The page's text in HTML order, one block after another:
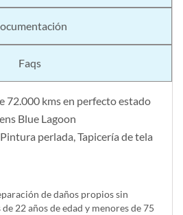
Faqs
72.000 kms en perfecto estado
Blue Lagoon
perlada, Tapicería de tela
de daños propios sin
22 años de edad y menores de 75